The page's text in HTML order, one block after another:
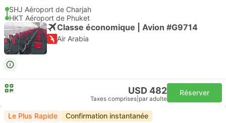
SHJ Aéroport de Charjah
HKT Aéroport de Phuket
Classe économique | Avion #G9714
Air Arabia
USD 482
Taxes comprises par adulte
Réserver
Le Plus Rapide Confirmation instantanée